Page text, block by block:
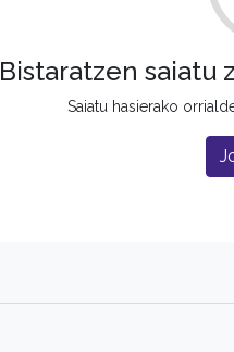
Bistaratzen saiatu
Saiatu hasierako